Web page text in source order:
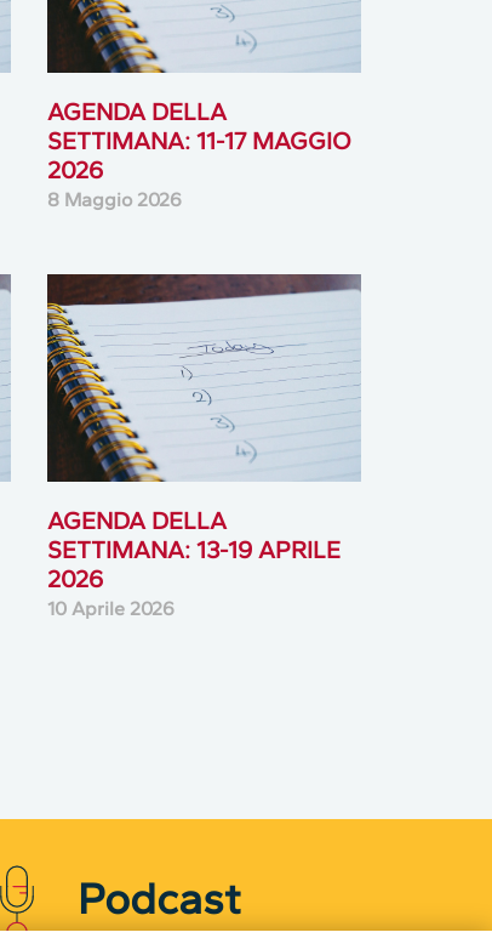
AGENDA DELLA
SETTIMANA: 11-17 MAGGIO
2026
8 Maggio 2026
AGENDA DELLA
SETTIMANA: 13-19 APRILE
2026
10 Aprile 2026
Podcast